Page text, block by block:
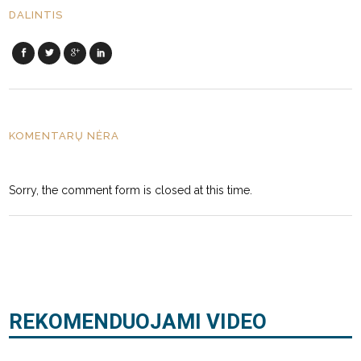
DALINTIS
KOMENTARŲ NĖRA
Sorry, the comment form is closed at this time.
REKOMENDUOJAMI VIDEO